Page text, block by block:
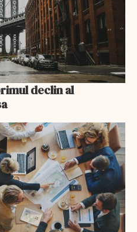
declin al